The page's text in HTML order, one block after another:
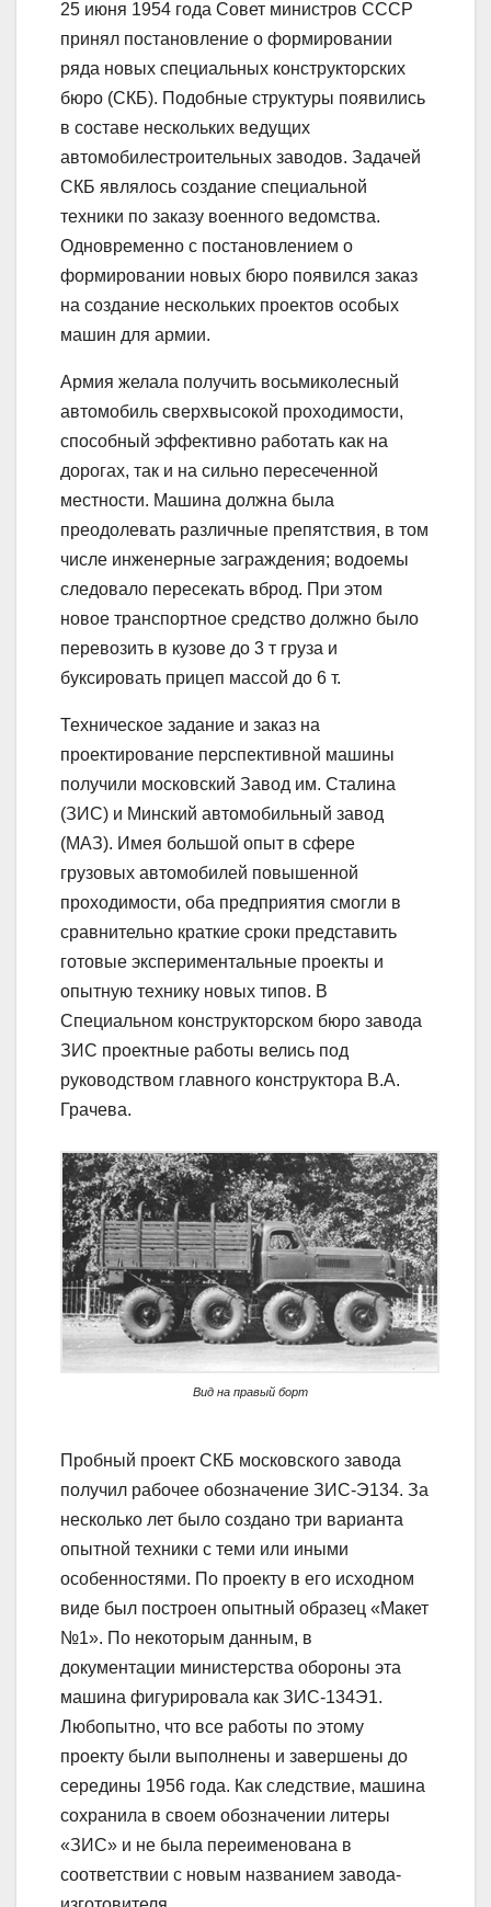
25 июня 1954 года Совет министров СССР
принял постановление о формировании
ряда новых специальных конструкторских
бюро (СКБ). Подобные структуры появились
в составе нескольких ведущих
автомобилестроительных заводов. Задачей
СКБ являлось создание специальной
техники по заказу военного ведомства.
Одновременно с постановлением о
формировании новых бюро появился заказ
на создание нескольких проектов особых
машин для армии.
Армия желала получить восьмиколесный
автомобиль сверхвысокой проходимости,
способный эффективно работать как на
дорогах, так и на сильно пересеченной
местности. Машина должна была
преодолевать различные препятствия, в том
числе инженерные заграждения; водоемы
следовало пересекать вброд. При этом
новое транспортное средство должно было
перевозить в кузове до 3 т груза и
буксировать прицеп массой до 6 т.
Техническое задание и заказ на
проектирование перспективной машины
получили московский Завод им. Сталина
(ЗИС) и Минский автомобильный завод
(МАЗ). Имея большой опыт в сфере
грузовых автомобилей повышенной
проходимости, оба предприятия смогли в
сравнительно краткие сроки представить
готовые экспериментальные проекты и
опытную технику новых типов. В
Специальном конструкторском бюро завода
ЗИС проектные работы велись под
руководством главного конструктора В.А.
Грачева.
Вид на правый борт
Пробный проект СКБ московского завода
получил рабочее обозначение ЗИС-Э134. За
несколько лет было создано три варианта
опытной техники с теми или иными
особенностями. По проекту в его исходном
виде был построен опытный образец «Макет
№1». По некоторым данным, в
документации министерства обороны эта
машина фигурировала как ЗИС-134Э1.
Любопытно, что все работы по этому
проекту были выполнены и завершены до
середины 1956 года. Как следствие, машина
сохранила в своем обозначении литеры
«ЗИС» и не была переименована в
соответствии с новым названием завода-